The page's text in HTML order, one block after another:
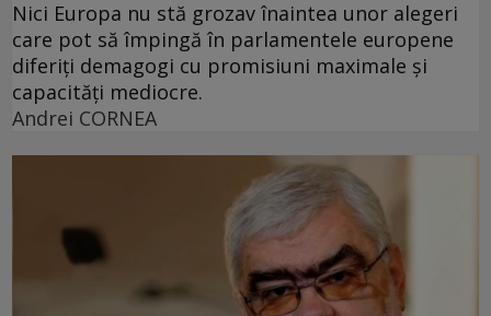
Nici Europa nu stă grozav înaintea unor alegeri
care pot să împingă în parlamentele europene
diferiți demagogi cu promisiuni maximale și
capacități mediocre.
Andrei CORNEA